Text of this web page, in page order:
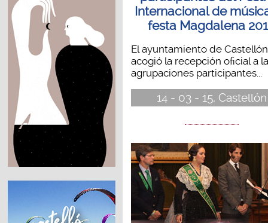
Internacional de
festa Magdalena
El ayuntamiento de Castellón
acogió la recepción oficial a
agrupaciones participantes...
14 - 03 - 15, Castellón